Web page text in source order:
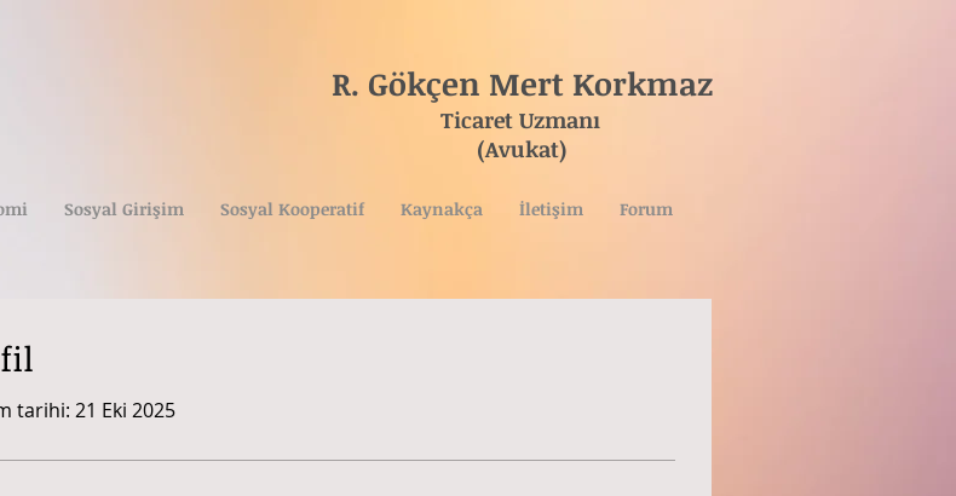
R. Gökçen Mert Korkmaz
Ticaret Uzmanı
(Avukat)
Sosyal Girişim Sosyal Kooperatif Kaynakça İletişim Forum
tarihi: 21 Eki 2025